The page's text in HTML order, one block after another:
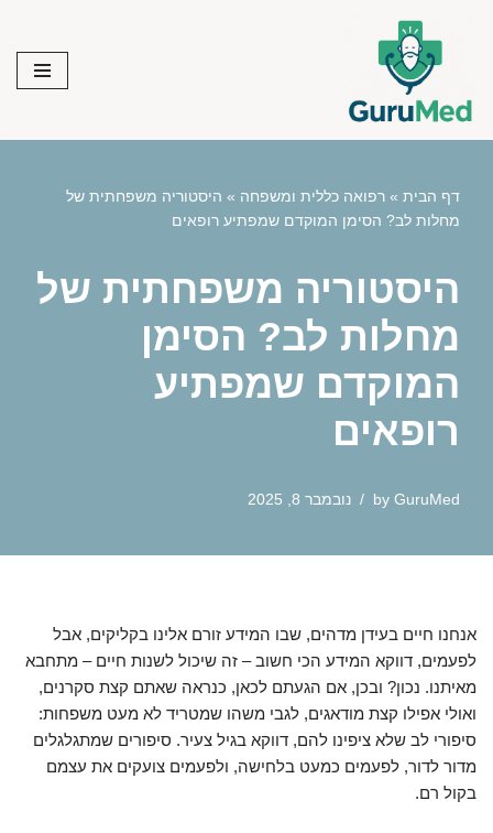
content
דף הבית » רפואה כללית ומשפחה » היסטוריה משפחתית של
מחלות לב? הסימן המוקדם שמפתיע רופאים
היסטוריה משפחתית של
מחלות לב? הסימן
המוקדם שמפתיע
רופאים
by GuruMed נובמבר 8, 2025
אנחנו חיים בעידן מדהים, שבו המידע זורם אלינו בקליקים, אבל
לפעמים, דווקא המידע הכי חשוב – זה שיכול לשנות חיים – מתחבא
מאיתנו. נכון? ובכן, אם הגעתם לכאן, כנראה שאתם קצת סקרנים,
ואולי אפילו קצת מודאגים, לגבי משהו שמטריד לא מעט משפחות:
סיפורי לב שלא ציפינו להם, דווקא בגיל צעיר. סיפורים שמתגלגלים
מדור לדור, לפעמים כמעט בלחישה, ולפעמים צועקים את עצמם
בקול רם.